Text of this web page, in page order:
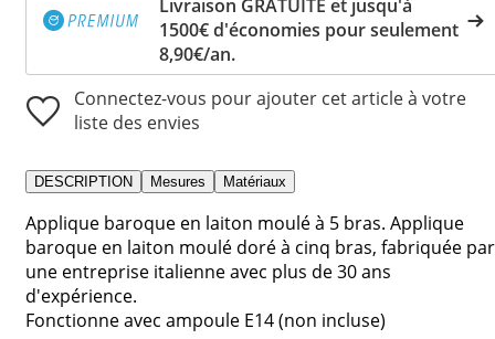
Livraison GRATUITE et jusqu'à
1500€ d'économies pour seulement
8,90€/an.
Connectez-vous pour ajouter cet article à votre
liste des envies
DESCRIPTION Mesures Matériaux
Applique baroque en laiton moulé à 5 bras. Applique
baroque en laiton moulé doré à cinq bras, fabriquée par
une entreprise italienne avec plus de 30 ans
d'expérience.
Fonctionne avec ampoule E14 (non incluse)